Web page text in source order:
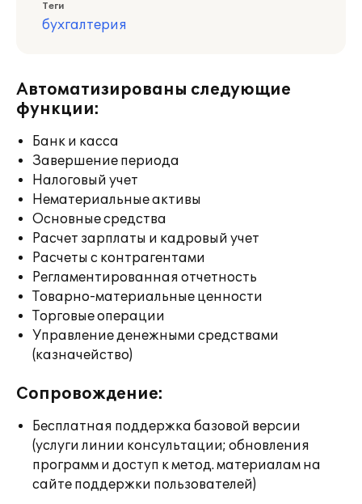
Теги
бухгалтерия
Автоматизированы следующие
функции:
Банк и касса
Завершение периода
Налоговый учет
Нематериальные активы
Основные средства
Расчет зарплаты и кадровый учет
Расчеты с контрагентами
Регламентированная отчетность
Товарно-материальные ценности
Торговые операции
Управление денежными средствами
(казначейство)
Сопровождение:
Бесплатная поддержка базовой версии
(услуги линии консультации; обновления
программ и доступ к метод. материалам на
сайте поддержки пользователей)